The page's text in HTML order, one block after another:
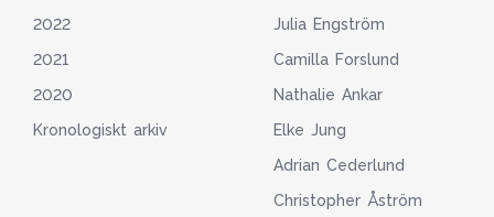
2022
2021
2020
Kronologiskt arkiv
Julia Engström
Camilla Forslund
Nathalie Ankar
Elke Jung
Adrian Cederlund
Christopher Åström